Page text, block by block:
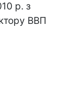
р. з
ВВП